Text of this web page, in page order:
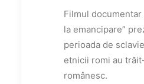
Filmul documentar
la emancipare”
perioada de
etnicii romi au
românesc.